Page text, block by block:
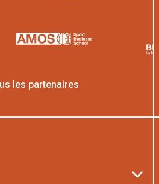
les partenaires